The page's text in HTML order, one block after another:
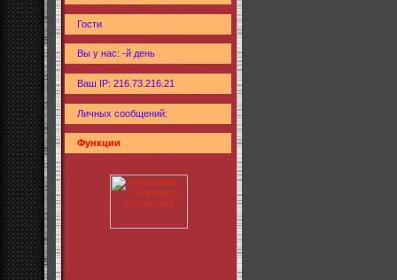
Гости
Вы у нас: -й день
Ваш IP: 216.73.216.21
Личных сообщений:
Функции